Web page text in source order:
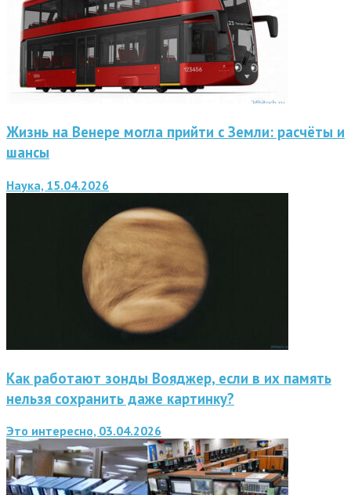
Жизнь на Венере могла прийти с Земли: расчёты и
шансы
Наука, 15.04.2026
Как работают зонды Вояджер, если в их память
нельзя сохранить даже картинку?
Это интересно, 03.04.2026